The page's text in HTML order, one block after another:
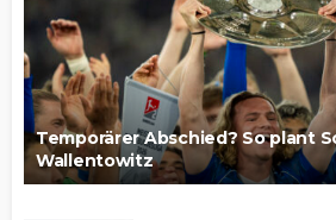
Temporärer Abschied? So plant
Wallentowitz